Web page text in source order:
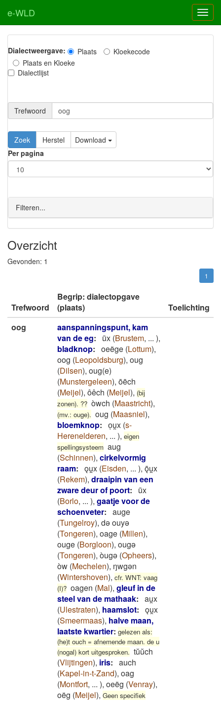
e-WLD
Dialectweergave: Plaats
Kloekecode
Plaats en Kloeke
Dialectlijst
Trefwoord
Download
Per pagina
Filteren...
Overzicht
Gevonden: 1
1
Trefwoord
Begrip: dialectopgave
(plaats)
Toelichting
oog
aanspanningspunt, kam
van de eg: ūx (Brustem, ... ),
bladknop: oeëge (Lottum),
oog (Leopoldsburg), oug
(Dilsen), oug(e)
(Munstergeleen), ōēch
(Meijel), ôêch (Meijel), (bij
zonen). ?? òwch (Maastricht),
(mv.: ouge). oug (Maasniel),
bloemknop: oͅu̯x (s-
Herenelderen, ... ), eigen
spellingsysteem aug
(Schinnen), cirkelvormig
raam: ǫu̯x (Eisden, ... ), ǭu̯x
(Rekem), draaipin van een
zware deur of poort:
ūx
(Borlo, ... ), gaatje voor de
schoenveter: auge
(Tungelroy), də ouyə
(Tongeren), oage (Millen),
ouge (Borgloon), ougə
(Tongeren), òugə (Opheers),
òw (Mechelen), ŋwgən
(Wintershoven), cfr. WNT: vaag
(I)? oagen (Mal), gleuf in de
steel van de mathaak: au̯x
(Ulestraten), haamslot: ǫu̯x
(Smeermaas), halve maan,
laatste kwartier: gelezen als:
(he)t ouch = afnemende maan. de u
(nogal) kort uitgesproken. tŭŭch
(Vlijtingen), iris: auch
(Kapel-in-t-Zand), oag
(Montfort, ... ), oeëg (Venray),
oëg (Meijel), Geen specifiek